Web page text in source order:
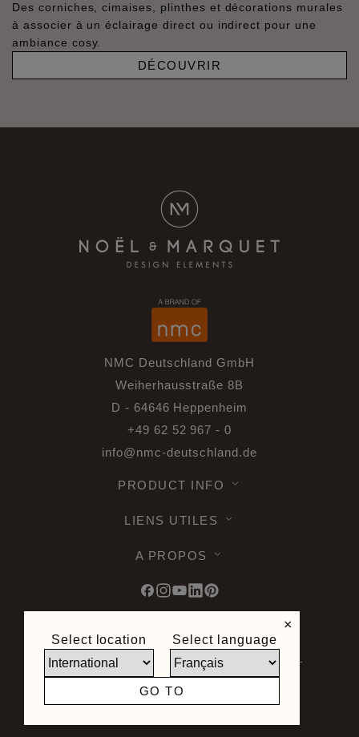
Des corniches, cimaises, plinthes et décorations murales
à associer à un éclairage direct ou indirect pour une
ambiance cosy.
DÉCOUVRIR
NMC Deutschland GmbH
Weiherhausstraße 8B
D - 64646 Heppenheim
+49 62 52 967 - 0
info@nmc-deutschland.de
PRODUCT INFO
LIENS UTILES
A PROPOS
© 2026 Noël & Marquet. Tous droits
reservés - Protection des données RGPD -
Conditions d'utilisation -Limite de
responsabilité -
Site crée par
×
Select location Select language
GO TO